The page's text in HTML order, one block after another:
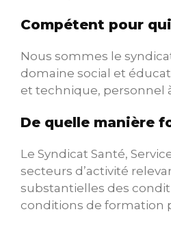
Compétent pour
Nous sommes le
domaine social et
et technique, personnel
De quelle manière
Le Syndicat Santé,
secteurs d’activité
substantielles des
conditions de formation